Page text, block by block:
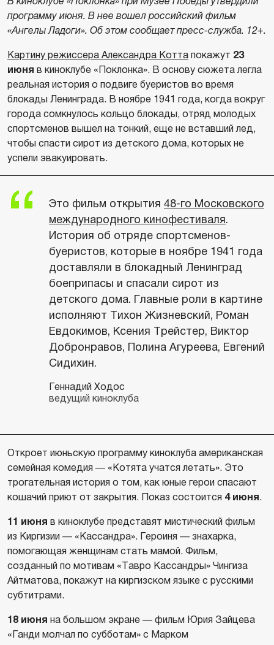
программу июня. В нее вошел российский фильм
«Ангелы Ладоги». Об этом сообщает пресс-служба. 12+.
Картину режиссера Александра Котта покажут 23
июня в киноклубе «Поклонка». В основу сюжета легла
реальная история о подвиге буеристов во время
блокады Ленинграда. В ноябре 1941 года, когда вокруг
города сомкнулось кольцо блокады, отряд молодых
спортсменов вышел на тонкий, еще не вставший лед,
чтобы спасти сирот из детского дома, которых не
успели эвакуировать.
Это фильм открытия 48-го Московского
международного кинофестиваля.
История об отряде спортсменов-
буеристов, которые в ноябре 1941 года
доставляли в блокадный Ленинград
боеприпасы и спасали сирот из
детского дома. Главные роли в картине
исполняют Тихон Жизневский, Роман
Евдокимов, Ксения Трейстер, Виктор
Добронравов, Полина Агуреева, Евгений
Сидихин.
Геннадий Ходос
ведущий киноклуба
Откроет июньскую программу киноклуба американская
семейная комедия — «Котята учатся летать». Это
трогательная история о том, как юные герои спасают
кошачий приют от закрытия. Показ состоится 4 июня.
11 июня в киноклубе представят мистический фильм
из Киргизии — «Кассандра». Героиня — знахарка,
помогающая женщинам стать мамой. Фильм,
созданный по мотивам «Тавро Кассандры» Чингиза
Айтматова, покажут на киргизском языке с русскими
субтитрами.
18 июня на большом экране — фильм Юрия Зайцева
«Ганди молчал по субботам» с Марком